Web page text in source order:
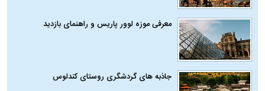
معرفی موزه لوور پاریس و راهنمای بازدید
جاذبه های گردشگری روستای کندلوس